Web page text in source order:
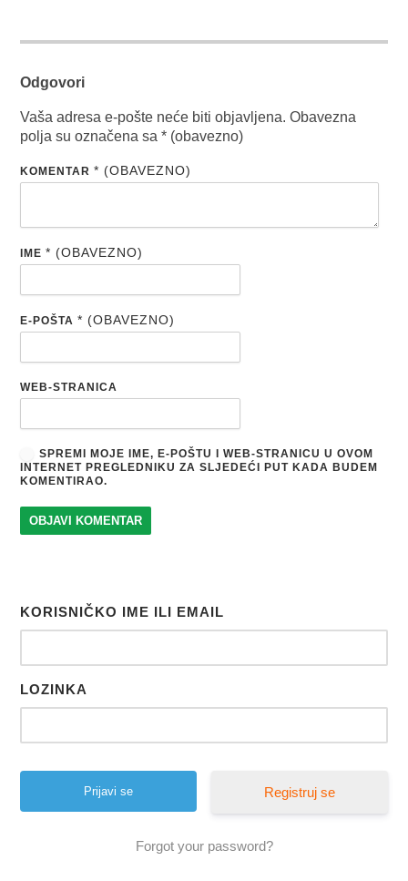
Odgovori
Vaša adresa e-pošte neće biti objavljena. Obavezna
polja su označena sa* (obavezno)
KOMENTAR* (OBAVEZNO)
IME* (OBAVEZNO)
E-POŠTA* (OBAVEZNO)
WEB-STRANICA
SPREMI MOJE IME, E-POŠTU I WEB-STRANICU U OVOM
INTERNET PREGLEDNIKU ZA SLJEDEĆI PUT KADA BUDEM
KOMENTIRAO.
KORISNIČKO IME ILI EMAIL
LOZINKA
Registruj se
Forgot your password?